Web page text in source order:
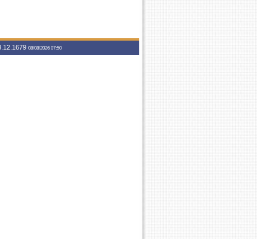
08/08/2026 07:50